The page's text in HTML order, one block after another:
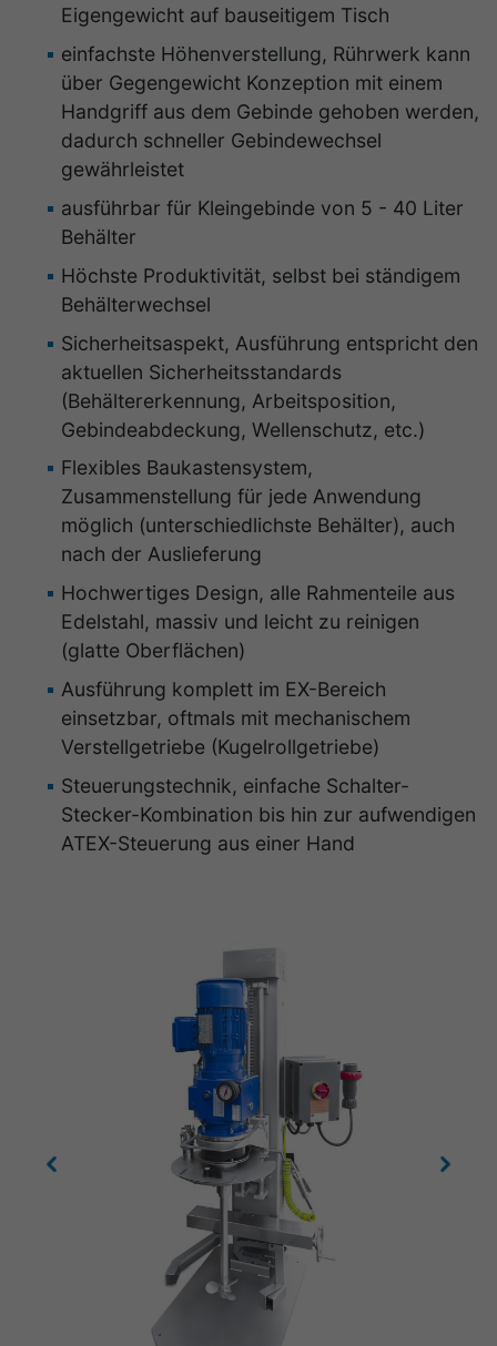
Eigengewicht auf bauseitigem Tisch
einfachste Höhenverstellung, Rührwerk kann
über Gegengewicht Konzeption mit einem
Handgriff aus dem Gebinde gehoben werden,
dadurch schneller Gebindewechsel
gewährleistet
ausführbar für Kleingebinde von 5 - 40 Liter
Behälter
Höchste Produktivität, selbst bei ständigem
Behälterwechsel
Sicherheitsaspekt, Ausführung entspricht den
aktuellen Sicherheitsstandards
(Behältererkennung, Arbeitsposition,
Gebindeabdeckung, Wellenschutz, etc.)
Flexibles Baukastensystem,
Zusammenstellung für jede Anwendung
möglich (unterschiedlichste Behälter), auch
nach der Auslieferung
Hochwertiges Design, alle Rahmenteile aus
Edelstahl, massiv und leicht zu reinigen
(glatte Oberflächen)
Ausführung komplett im EX-Bereich
einsetzbar, oftmals mit mechanischem
Verstellgetriebe (Kugelrollgetriebe)
Steuerungstechnik, einfache Schalter-
Stecker-Kombination bis hin zur aufwendigen
ATEX-Steuerung aus einer Hand
Previous Next